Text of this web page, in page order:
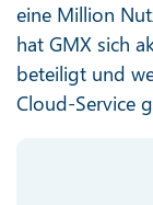
eine Million
hat GMX sich
beteiligt und
Cloud-Service